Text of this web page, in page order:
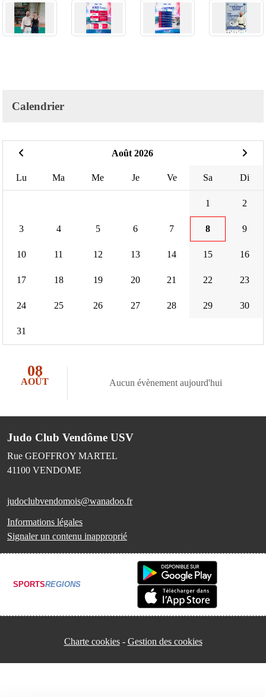
Calendrier
Août 2026
Lu Ma Me Je Ve Sa Di
1 2
3 4 5 6 7 8 9
10 11 12 13 14 15 16
17 18 19 20 21 22 23
24 25 26 27 28 29 30
31
08
AOÛT Aucun évènement aujourd'hui
Judo Club Vendôme USV
Rue GEOFFROY MARTEL
41100 VENDOME
judoclubvendomois@wanadoo.fr
Informations légales
Signaler un contenu inapproprié
SPORTSREGIONS
Charte cookies Gestion des cookies